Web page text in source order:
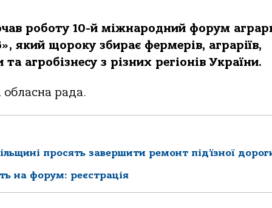
роботу 10-й міжнародний форум
який щороку збирає фермерів, аграріїв,
агробізнесу з різних регіонів України.
обласна рада.
просять завершити ремонт під’їзної
на форум: реєстрація